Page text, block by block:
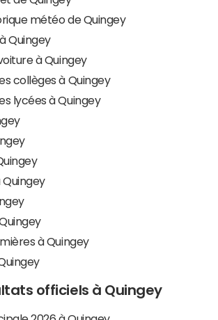
météo de Quingey
Quingey
à Quingey
collèges à Quingey
lycées à Quingey
Quingey
à Quingey
officiels à Quingey